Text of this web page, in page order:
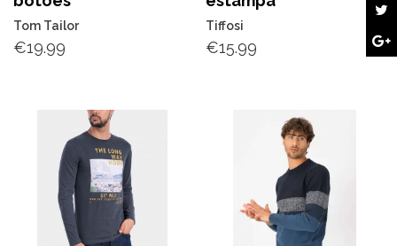
Tom Tailor
€19.99
Tiffosi
€15.99